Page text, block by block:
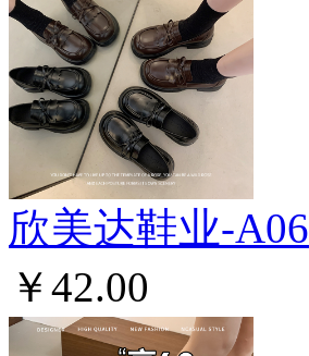
欣美达鞋业-A06
￥42.00